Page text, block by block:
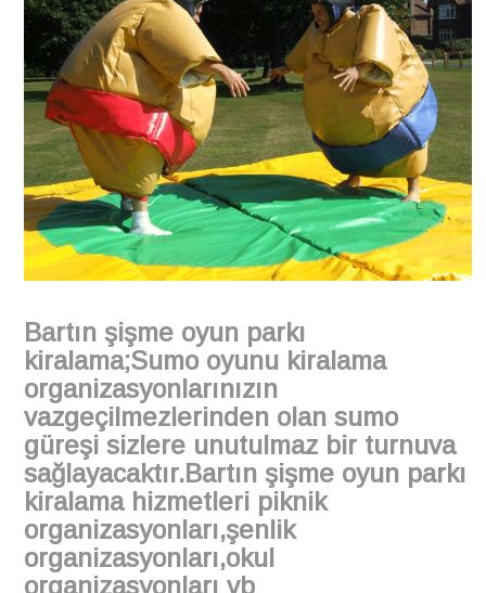
Bartın şişme oyun parkı
kiralama;Sumo oyunu kiralama
organizasyonlarınızın
vazgeçilmezlerinden olan sumo
güreşi sizlere unutulmaz bir turnuva
sağlayacaktır.Bartın şişme oyun parkı
kiralama hizmetleri piknik
organizasyonları,şenlik
organizasyonları,okul
organizasyonları vb